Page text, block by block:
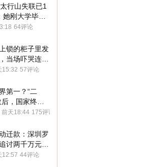
行山失联已1
刚大学毕业
64评论
锁的柜子里发
当场吓哭连夜
还押金
15:32 57评论
第一？“二
，国家终于
！
前天18:44 175评论
迁款：深圳罗
讨两千万元动
12:57 44评论